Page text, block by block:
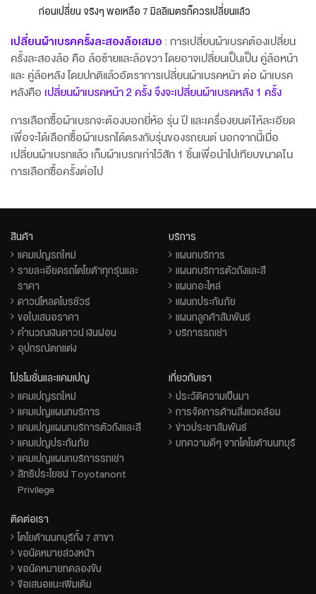
ก่อนเปลี่ยน จริงๆ พอเหลือ 7 มิลลิเมตรก็ควรเปลี่ยนแล้ว
เปลี่ยนผ้าเบรคครั้งละสองล้อเสมอ: การเปลี่ยนผ้าเบรคต้องเปลี่ยน
ครั้งละสองล้อ คือ ล้อซ้ายและล้อขวา โดยอาจเปลี่ยนเป็นเป็น คู่ล้อหน้า
และ คู่ล้อหลัง โดยปกติแล้วอัตราการเปลี่ยนผ้าเบรคหน้า ต่อ ผ้าเบรค
หลังคือ เปลี่ยนผ้าเบรคหน้า 2 ครั้ง จึงจะเปลี่ยนผ้าเบรคหลัง 1 ครั้ง
การเลือกซื้อผ้าเบรกจะต้องบอกยี่ห้อ รุ่น ปี และเครื่องยนต์ให้ละเอียด
เพื่อจะได้เลือกซื้อผ้าเบรกได้ตรงกับรุ่นของรถยนต์ นอกจากนี้เมื่อ
เปลี่ยนผ้าเบรกแล้ว เก็บผ้าเบรกเก่าไว้สัก 1 ชิ้นเพื่อนำไปเทียบขนาดใน
การเลือกซื้อครั้งต่อไป
สินค้า
แคมเปญรถใหม่
รายละเอียดรถโตโยต้าทุกรุ่นและ
ราคา
ดาวน์โหลดโบรชัวร์
ขอใบเสนอราคา
คำนวณเงินดาวน์ เงินผ่อน
อุปกรณ์ตกแต่ง
บริการ
แผนกบริการ
แผนกบริการตัวถังและสี
แผนกอะไหล่
แผนกประกันภัย
แผนกลูกค้าสัมพันธ์
บริการรถเช่า
โปรโมชั่นและแคมเปญ
แคมเปญรถใหม่
แคมเปญแผนกบริการ
แคมเปญแผนกบริการตัวถังและสี
แคมเปญประกันภัย
แคมเปญแผนกบริการรถเช่า
สิทธิประโยชน์ Toyotanont
Privilege
เกี่ยวกับเรา
ประวัติความเป็นมา
การจัดการด้านสิ่งแวดล้อม
ข่าวประชาสัมพันธ์
บทความดีๆ จากโตโยต้านนทบุรี
ติดต่อเรา
โตโยต้านนทบุรีทั้ง 7 สาขา
ขอนัดหมายล่วงหน้า
ขอนัดหมายทดลองขับ
ข้อเสนอแนะเพิ่มเติม